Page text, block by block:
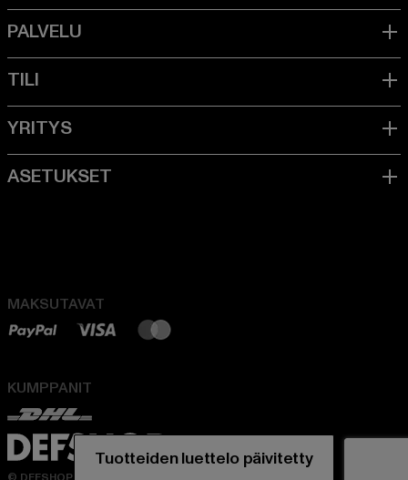
MAKSUTAVAT
KUMPPANIT
Tuotteiden luettelo päivitetty